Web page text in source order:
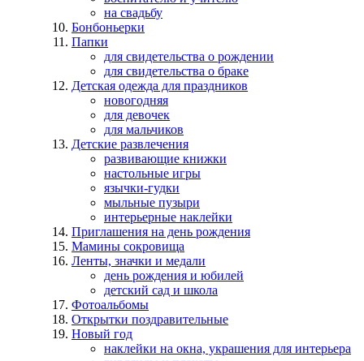
на свадьбу
Бонбоньерки
Папки
для свидетельства о рождении
для свидетельства о браке
Детская одежда для праздников
новогодняя
для девочек
для мальчиков
Детские развлечения
развивающие книжки
настольные игры
язычки-гудки
мыльные пузыри
интерьерные наклейки
Приглашения на день рождения
Мамины сокровища
Ленты, значки и медали
день рождения и юбилей
детский сад и школа
Фотоальбомы
Открытки поздравительные
Новый год
наклейки на окна, украшения для интерьера